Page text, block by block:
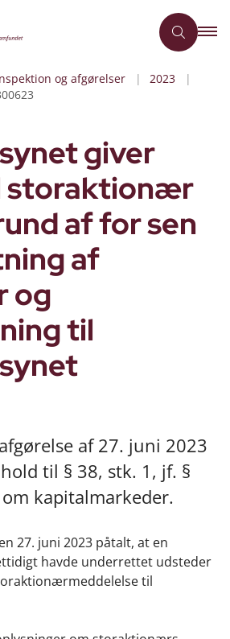
og afgørelser
2023
giver
storaktionær
af for sen
af
og
til
af 27. juni 2023
til § 38, stk. 1, jf. §
kapitalmarkeder.
27. juni 2023 påtalt, at en
havde underrettet udsteder
til